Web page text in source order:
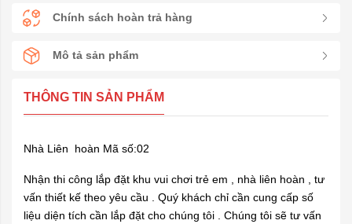
Chính sách hoàn trả hàng
Mô tả sản phẩm
THÔNG TIN SẢN PHẨM
Nhà Liên hoàn Mã số:02
Nhận thi công lắp đặt khu vui chơi trẻ em , nhà liên hoàn , tư
vấn thiết kế theo yêu cầu . Quý khách chỉ cần cung cấp số
liệu diện tích cần lắp đặt cho chúng tôi . Chúng tôi sẽ tư vấn